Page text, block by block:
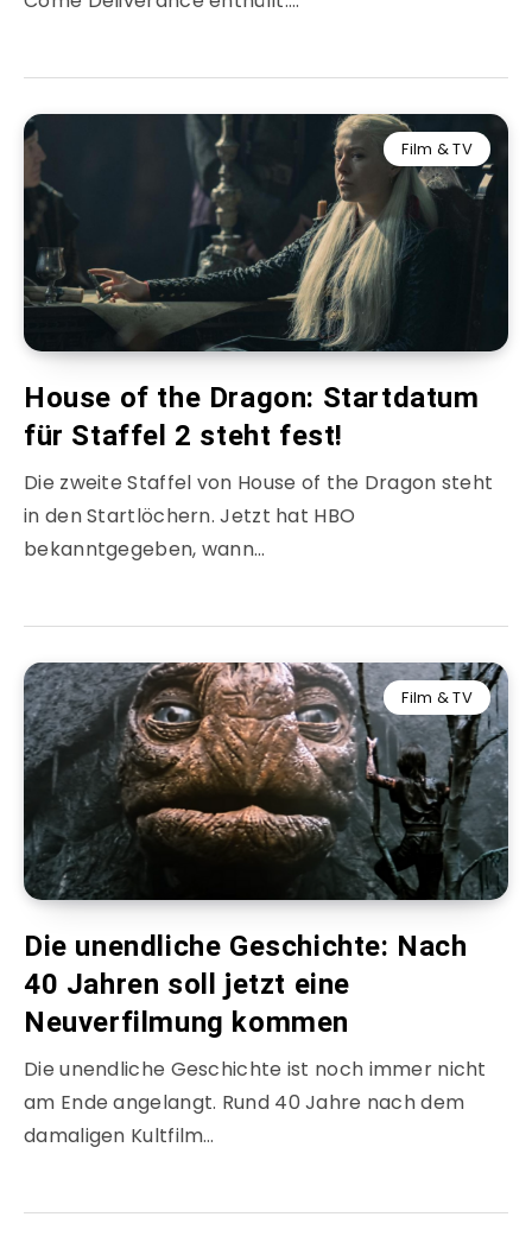
Film & TV
House of the Dragon: Startdatum
für Staffel 2 steht fest!
Die zweite Staffel von House of the Dragon steht
in den Startlöchern. Jetzt hat HBO
bekanntgegeben, wann…
Film & TV
Die unendliche Geschichte: Nach
40 Jahren soll jetzt eine
Neuverfilmung kommen
Die unendliche Geschichte ist noch immer nicht
am Ende angelangt. Rund 40 Jahre nach dem
damaligen Kultfilm…